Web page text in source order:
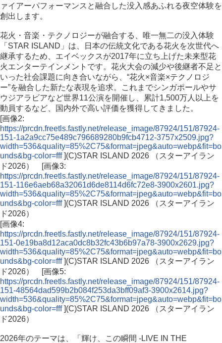
ァイアーパフォーマンスと融合した没入感あふれる夜空体験を
創出します。
花火・音楽・テクノロジーが融合する、唯一無二の没入体験
「STAR ISLAND」は、日本の伝統文化である花火を次世代へ
継承するため、エイベックスが2017年に立ち上げた未来型花
火エンターテインメントです。花火大会の減少や後継者不足と
いった社会課題に向き合いながら、“花火×音楽×テクノロジ
ー”を融合した新たな表現を追求。これまでシンガポールやサ
ウジアラビアなど世界11公演を開催し、累計1,500万人以上を
動員するなど、国内外で高い評価を獲得してきました。
[画像2:
https://prcdn.freetls.fastly.net/release_image/87924/151/87924-
151-1a2a9cc75e489c796689280b9fcb4712-3757x2509.jpg?
width=536&quality=85%2C75&format=jpeg&auto=webp&fit=bo
unds&bg-color=fff](C)️STAR ISLAND 2026 （スターアイラン
ド2026） [画像3:
https://prcdn.freetls.fastly.net/release_image/87924/151/87924-
151-116e6aeb68a32061d6de8114d6fc72e8-3900x2601.jpg?
width=536&quality=85%2C75&format=jpeg&auto=webp&fit=bo
unds&bg-color=fff](C)️STAR ISLAND 2026 （スターアイラン
ド2026）
[画像4:
https://prcdn.freetls.fastly.net/release_image/87924/151/87924-
151-0e19ba8d12aca0dc8b32fc43b6b97a78-3900x2629.jpg?
width=536&quality=85%2C75&format=jpeg&auto=webp&fit=bo
unds&bg-color=fff](C)️STAR ISLAND 2026 （スターアイラン
ド2026） [画像5:
https://prcdn.freetls.fastly.net/release_image/87924/151/87924-
151-48564dad599b2b084f253da3bff09af3-3900x2614.jpg?
width=536&quality=85%2C75&format=jpeg&auto=webp&fit=bo
unds&bg-color=fff](C)️STAR ISLAND 2026 （スターアイラン
ド2026）
2026年のテーマは、「輝け、この瞬間 -LIVE IN THE